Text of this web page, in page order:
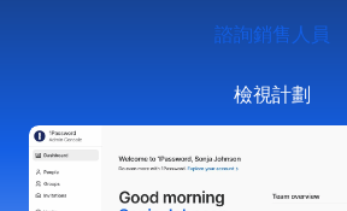
諮詢銷售人員
檢視計劃